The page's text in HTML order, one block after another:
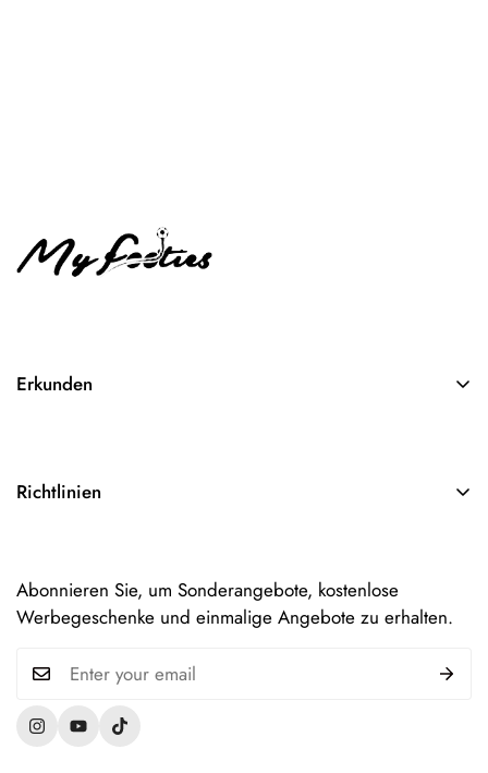
Erkunden
Kontakt
Richtlinien
Datenschutzerklärung
Widerruf & Rückgabe
Abonnieren Sie, um Sonderangebote, kostenlose
Werbegeschenke und einmalige Angebote zu erhalten.